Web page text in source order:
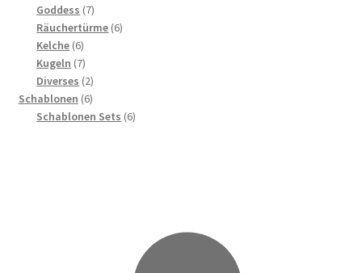
Goddess 77
Produkte
Räuchertürme 66
Kelche 66
Produkte
Kugeln 77
Produkte
Diverses 22
Produkte
Schablonen 66
Produkte
Schablonen Sets 66